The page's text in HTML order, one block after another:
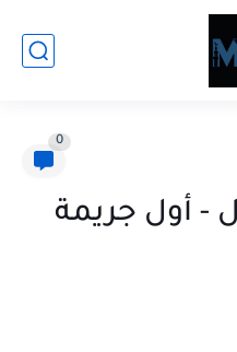
0
- أول جريمة